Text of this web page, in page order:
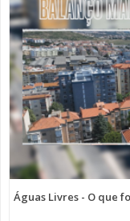
Águas Livres - O que